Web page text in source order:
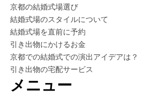
京都の結婚式場選び
結婚式場のスタイルについて
結婚式場を直前に予約
引き出物にかけるお金
京都での結婚式での演出アイデアは？
引き出物の宅配サービス
メニュー